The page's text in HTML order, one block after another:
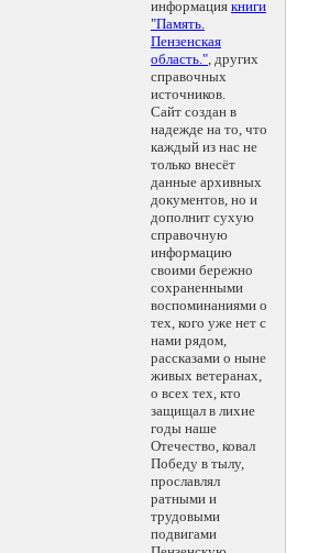
информация книги
"Память.
Пензенская
область.", других
справочных
источников.
Сайт создан в
надежде на то, что
каждый из нас не
только внесёт
данные архивных
документов, но и
дополнит сухую
справочную
информацию
своими бережно
сохраненными
воспоминаниями о
тех, кого уже нет с
нами рядом,
рассказами о ныне
живых ветеранах,
о всех тех, кто
защищал в лихие
годы наше
Отечество, ковал
Победу в тылу,
прославлял
ратными и
трудовыми
подвигами